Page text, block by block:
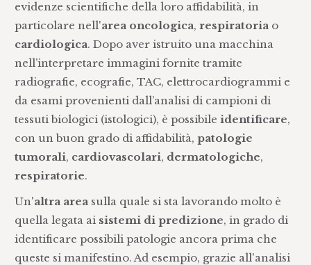
evidenze scientifiche della loro affidabilità, in
particolare nell'area oncologica,respiratoria o
cardiologica. Dopo aver istruito una macchina
nell’interpretare immagini fornite tramite
radiografie, ecografie, TAC, elettrocardiogrammi e
da esami provenienti dall’analisi di campioni di
tessuti biologici (istologici), è possibileidentificare,
con un buon grado di affidabilità,patologie
tumorali, cardiovascolari, dermatologiche,
respiratorie.
Un'altra area sulla quale si sta lavorando molto è
quella legata ai sistemi di predizione, in grado di
identificare possibili patologie ancora prima che
queste si manifestino. Ad esempio, grazie all'analisi